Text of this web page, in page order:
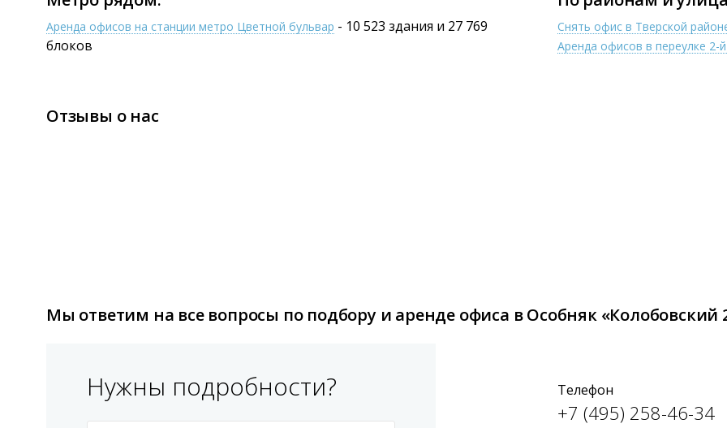
Аренда офисов на станции метро Цветной бульвар - 10 523 здания и 27 769
блоков
Снять офис в Тверской
Аренда офисов в переулке 2-
Отзывы о нас
Мы ответим на все вопросы по подбору и аренде офиса в Особняк «Колобовский
Нужны подробности? Телефон
+7 (495) 258-46-34